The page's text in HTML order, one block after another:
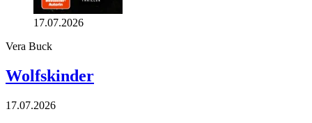
17.07.2026
Vera Buck
Wolfskinder
17.07.2026